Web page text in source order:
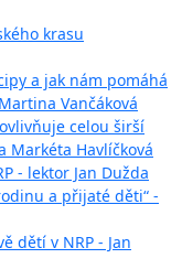
krasu
a jak nám pomáhá
Vančáková
celou širší
Markéta Havlíčková
- lektor Jan Dužda
a přijaté děti“ -
dětí v NRP - Jan